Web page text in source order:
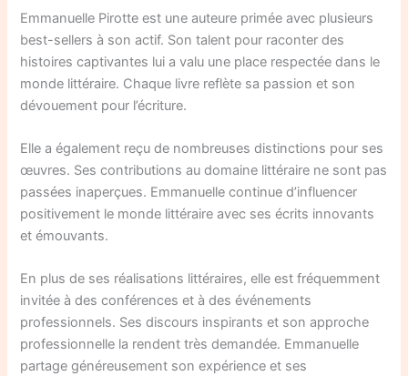
Emmanuelle Pirotte est une auteure primée avec plusieurs
best-sellers à son actif. Son talent pour raconter des
histoires captivantes lui a valu une place respectée dans le
monde littéraire. Chaque livre reflète sa passion et son
dévouement pour l’écriture.
Elle a également reçu de nombreuses distinctions pour ses
œuvres. Ses contributions au domaine littéraire ne sont pas
passées inaperçues. Emmanuelle continue d’influencer
positivement le monde littéraire avec ses écrits innovants
et émouvants.
En plus de ses réalisations littéraires, elle est fréquemment
invitée à des conférences et à des événements
professionnels. Ses discours inspirants et son approche
professionnelle la rendent très demandée. Emmanuelle
partage généreusement son expérience et ses